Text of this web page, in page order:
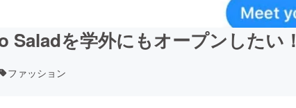
を学外にもオープンしたい！
ファッション